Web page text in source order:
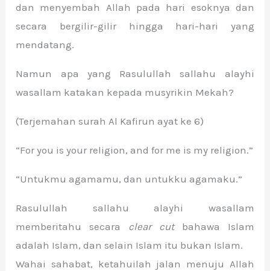
dan menyembah Allah pada hari esoknya dan
secara bergilir-gilir hingga hari-hari yang
mendatang.
Namun apa yang Rasulullah sallahu alayhi
wasallam katakan kepada musyrikin Mekah?
(Terjemahan surah Al Kafirun ayat ke 6)
“For you is your religion, and for me is my religion.”
“Untukmu agamamu, dan untukku agamaku.”
Rasulullah sallahu alayhi wasallam
memberitahu secara clear cutbahawa Islam
adalah Islam, dan selain Islam itu bukan Islam.
Wahai sahabat, ketahuilah jalan menuju Allah